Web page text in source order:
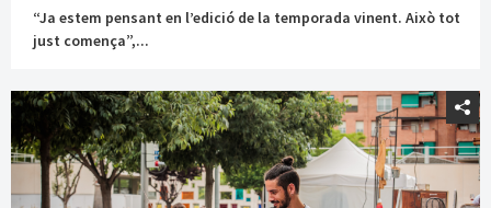
“Ja estem pensant en l’edició de la temporada vinent. Això tot
just comença”,...